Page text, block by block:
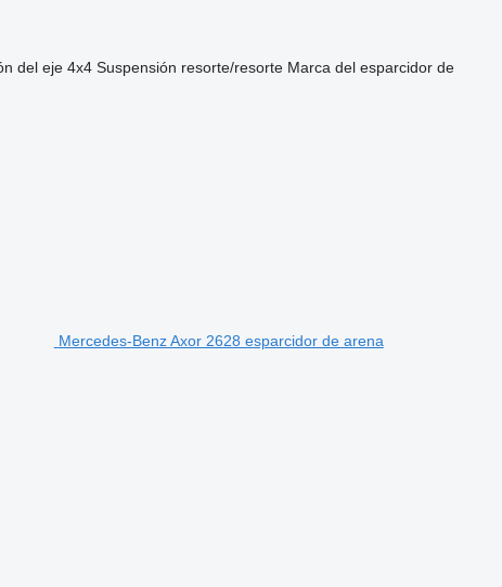
del eje 4x4 Suspensión resorte/resorte Marca del esparcidor de
Mercedes-Benz Axor 2628 esparcidor de arena